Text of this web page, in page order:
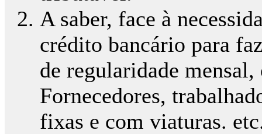
A saber, face à
crédito bancário para
de regularidade
Fornecedores,
fixas e com viaturas.